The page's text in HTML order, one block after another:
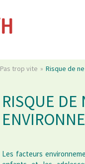
Pas trop vite Risque de
RISQUE DE
Les facteurs